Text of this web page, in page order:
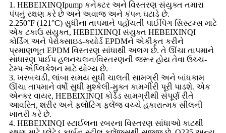
1. HEBEIXINQIpump કનેક્ટર અને વિસ્તરણ સંયુક્ત તમારા
પંપનું રક્ષણ કરે છે અને અવાજ અને કંપન ઘટાડે છે.
2.250°F (121°C) સુધીના તાપમાને પહોંચતી પાઈપિંગ સિસ્ટમ્સ માટે
એક ટકાઉ સંયુક્ત, HEBEIXINQI સંયુક્ત HEBEIXINQI
કોર્ડિંગ અને પેરોક્સાઇડ-ક્યોર્ડ EPDMને એકીકૃત કરીને
પ્રમાણભૂત EPDM વિસ્તરણ સાંધાથી અલગ છે. તે ઊંચા તાપમાને
સાધારણ પાઈપ હલનચલન/વિસ્તરણની જરૂર હોય તેવા ઉચ્ચ-
ટેમ્પ એપ્લિકેશન માટે યોગ્ય છે.
3. ખરબચડી, લાંબા સમય સુધી ચાલતી સામગ્રી અને બાંધકામ
ઊંચા તાપમાને વર્ષો સુધી મુશ્કેલી-મુક્ત કામગીરી પૂરી પાડશે. એક
એન્કર વાયર, HEBEIXINQI કોર્ડેડ સામગ્રીથી સંપૂર્ણ રીતે
આવરિત, શરીર અને ફ્લોટિંગ ફ્લેંજ વચ્ચે હકારાત્મક સીલની
ખાતરી કરે છે.
4. HEBEIXINQI સ્ટાઈલના રબરના વિસ્તરણ સાંધાઓ કાટથી